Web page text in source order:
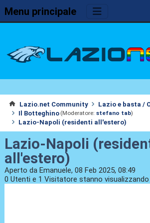
Menu principale
Lazio.net Community
Lazio e basta /
Il Botteghino (Moderatore: stefano tab)
Lazio-Napoli (residenti all'estero)
Lazio-Napoli
all'estero)
Aperto da Emanuele, 08 Feb 2025, 08:49
0 Utenti e 1 Visitatore stanno